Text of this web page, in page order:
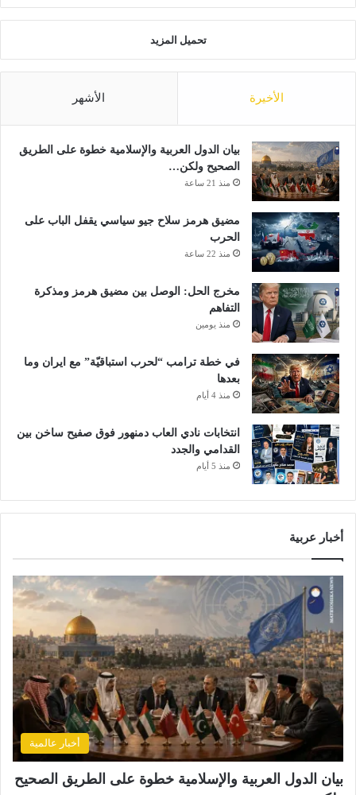
تحميل المزيد
الأخيرة الأشهر
بيان الدول العربية والإسلامية خطوة على الطريق
الصحيح ولكن…
منذ 21 ساعة
مضيق هرمز سلاح جيو سياسي يقفل الباب على
الحرب
منذ 22 ساعة
مخرج الحل: الوصل بين مضيق هرمز ومذكرة
التفاهم
منذ يومين
في خطة ترامب “لحرب استباقيّة” مع ايران وما
بعدها
منذ 4 أيام
انتخابات نادي العاب دمنهور فوق صفيح ساخن بين
القدامي والجدد
منذ 5 أيام
أخبار عربية
أخبار عالمية
بيان الدول العربية والإسلامية خطوة على الطريق الصحيح